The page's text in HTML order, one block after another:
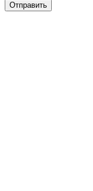
Отправить